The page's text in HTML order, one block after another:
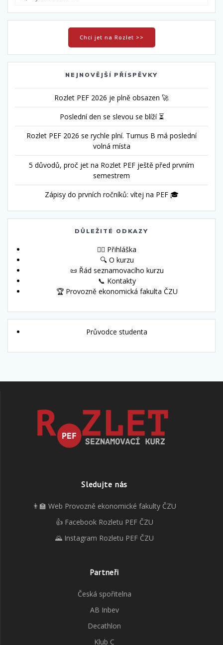
Chci jet na Rozlet >>
NEJNOVĚJŠÍ PŘÍSPĚVKY
Rozlet PEF 2026 je plně obsazen 🚀
Poslední den se slevou se blíží ⏳
Rozlet PEF 2026 se rychle plní. Turnus B má poslední
volná místa
5 důvodů, proč jet na Rozlet PEF ještě před prvním
semestrem
Zápisy do prvních ročníků: vítej na PEF 🎓
DŮLEŽITÉ ODKAZY
🙋‍♀️ Přihláška
🔍 O kurzu
📜 Řád seznamovacího kurzu
📞 Kontakty
🏆 Provozně ekonomická fakulta ČZU
Průvodce studenta
Sledujte nás
👨‍🏫 Web Provozně ekonomické fakulty ČZU
👍 Facebook Rozletu PEF ČZU
🌄 Instagram Rozletu PEF ČZU
Partneři
Česká spořitelna
AB Inbev
Decathlon
Klub C